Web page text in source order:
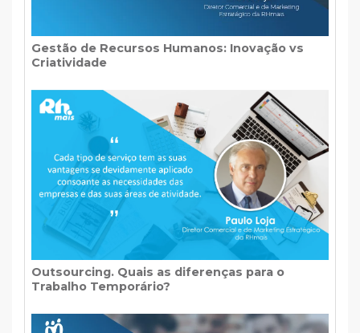
Gestão de Recursos Humanos: Inovação vs
Criatividade
Outsourcing. Quais as diferenças para o
Trabalho Temporário?